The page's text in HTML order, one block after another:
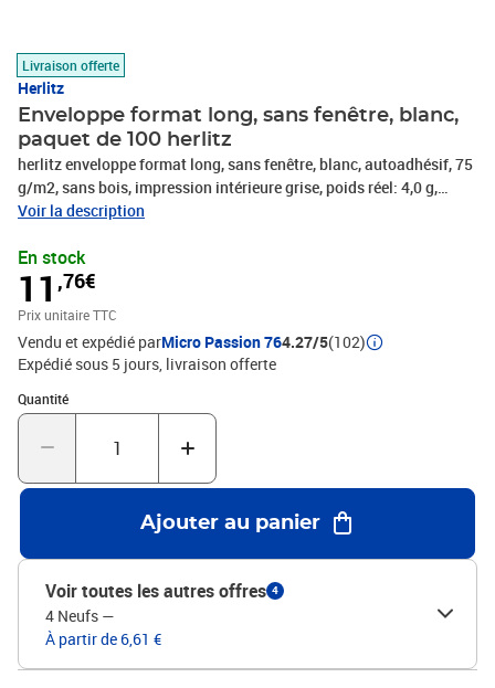
Livraison offerte
Herlitz
Enveloppe format long, sans fenêtre, blanc,
paquet de 100 herlitz
herlitz enveloppe format long, sans fenêtre, blanc, autoadhésif, 75
g/m2, sans bois, impression intérieure grise, poids réel: 4,0 g,
contenu: 100 pièces sous film, (00764787-006)
Voir la description
En stock
11 ,76€
Prix unitaire TTC
Vendu et expédié parMicro Passion 764.27/5(102)
Expédié sous 5 jours livraison offerte
Quantité
Quantité : 1
Ajouter au panier
Voir toutes les autres offres 4
4 Neufs —
À partir de 6,61 €